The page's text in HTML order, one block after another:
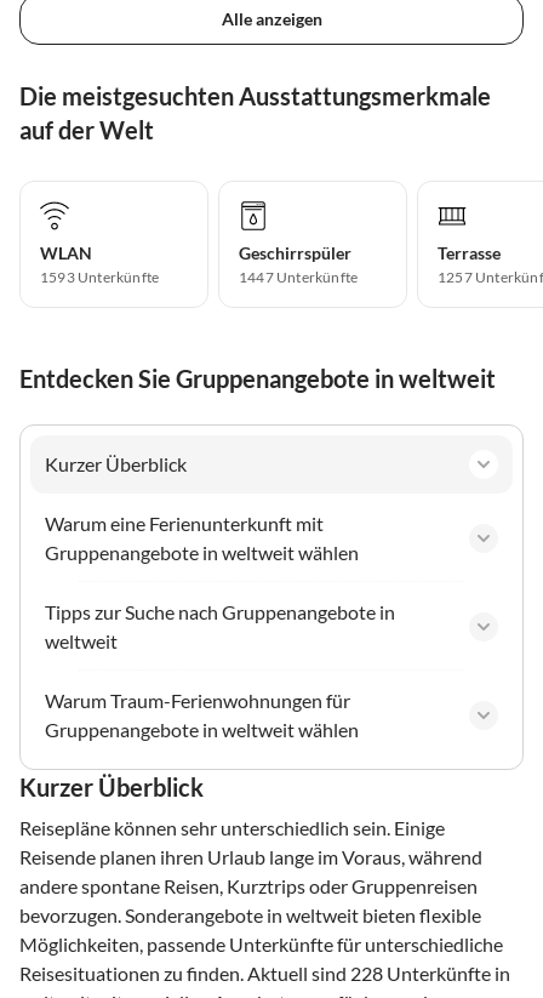
Alle anzeigen
Die meistgesuchten Ausstattungsmerkmale
auf der Welt
WLAN
1593 Unterkünfte
Geschirrspüler
1447 Unterkünfte
Terrasse
1257
Entdecken Sie Gruppenangebote in weltweit
Kurzer Überblick
Warum eine Ferienunterkunft mit
Gruppenangebote in weltweit wählen
Tipps zur Suche nach Gruppenangebote in
weltweit
Warum Traum-Ferienwohnungen für
Gruppenangebote in weltweit wählen
Kurzer Überblick
Reisepläne können sehr unterschiedlich sein. Einige
Reisende planen ihren Urlaub lange im Voraus, während
andere spontane Reisen, Kurztrips oder Gruppenreisen
bevorzugen. Sonderangebote in weltweit bieten flexible
Möglichkeiten, passende Unterkünfte für unterschiedliche
Reisesituationen zu finden. Aktuell sind 228 Unterkünfte in